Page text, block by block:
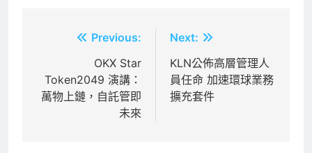
導
Previous:
OKX Star
Token2049 演講：
萬物上鏈，自託管即
未來
Next:
KLN公佈高層管理人
員任命 加速環球業務
擴充套件